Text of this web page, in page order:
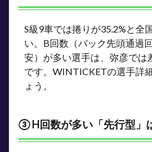
S級9車では捲りが35.2%と全
い。B回数（バック先頭通過
安）が多い選手は、弥彦では
です。WINTICKETの選手詳
ょう。
③ H回数が多い「先行型」